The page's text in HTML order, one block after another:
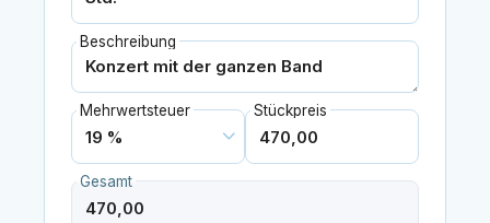
Beschreibung
Mehrwertsteuer Stückpreis
Gesamt